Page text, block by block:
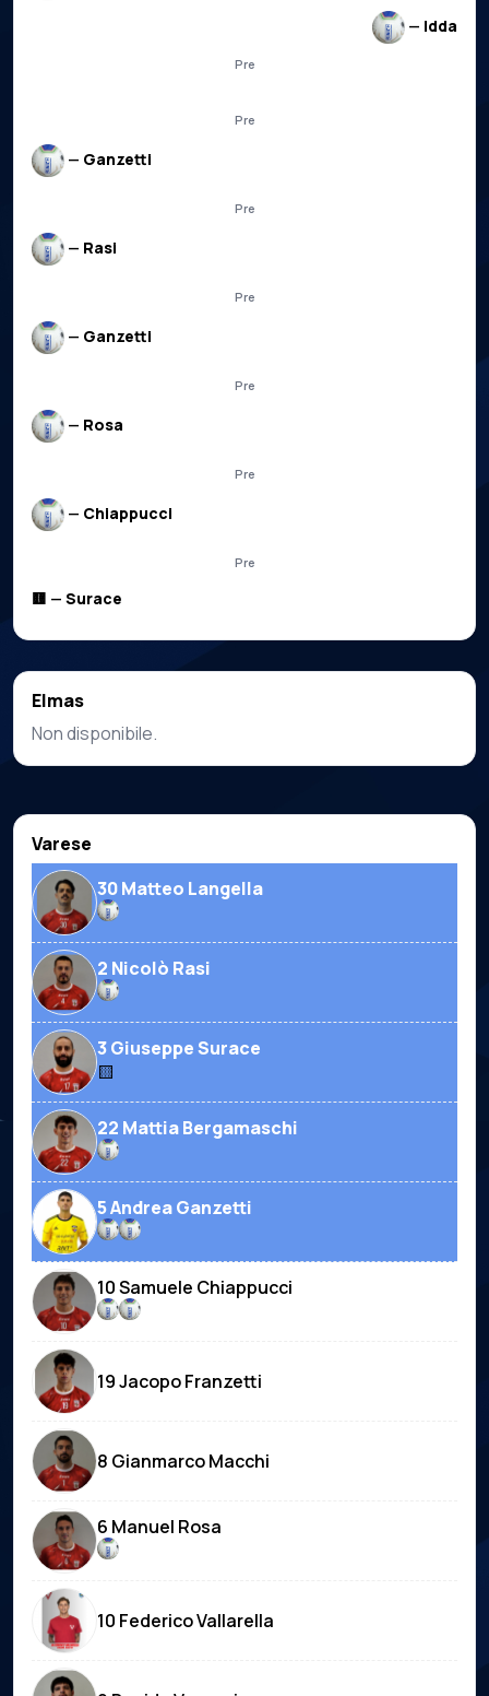
— Idda
Pre
Pre
— Ganzetti
Pre
— Rasi
Pre
— Ganzetti
Pre
— Rosa
Pre
— Chiappucci
Pre
🟨 — Surace
Elmas
Non disponibile.
Varese
30 Matteo Langella
2 Nicolò Rasi
3 Giuseppe Surace
🟨
22 Mattia Bergamaschi
5 Andrea Ganzetti
10 Samuele Chiappucci
19 Jacopo Franzetti
8 Gianmarco Macchi
6 Manuel Rosa
10 Federico Vallarella